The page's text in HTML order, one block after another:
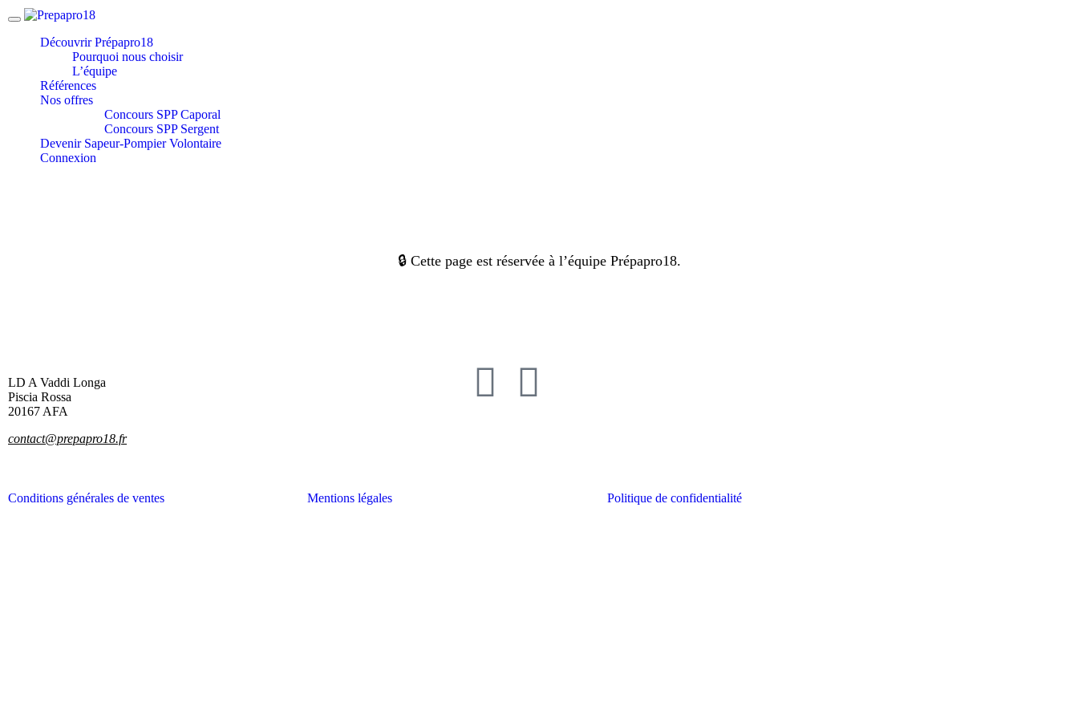
Découvrir Prépapro18
Pourquoi nous choisir
L’équipe
Références
Nos offres
Concours SPP Caporal
Concours SPP Sergent
Devenir Sapeur-Pompier Volontaire
Connexion
🔒 Cette page est réservée à l’équipe Prépapro18.
LD A Vaddi Longa
Piscia Rossa
20167 AFA
contact@prepapro18.fr
Conditions générales de ventes Mentions légales Politique de confidentialité
Panneau de gestion des cookies